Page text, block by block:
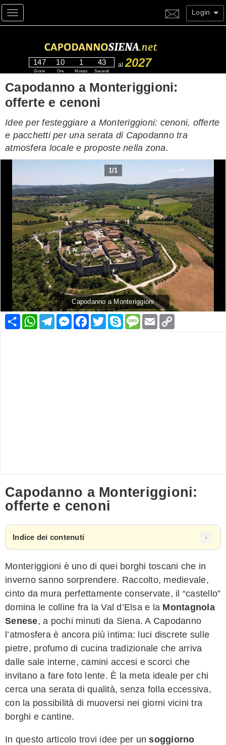
Toggle navigation Login
147
Giorni
10
Ore
1
Minuto
42
Secondi
al 2027
Capodanno a Monteriggioni:
offerte e cenoni
Idee per festeggiare a Monteriggioni: cenoni, offerte
e pacchetti per una serata di Capodanno tra
atmosfera locale e proposte nella zona.
1/1
Capodanno a Monteriggioni
Condividi
WhatsApp
Telegram
Messenger
Facebook
TwitterSkypeMessage
Email
Capodanno a Monteriggioni:
offerte e cenoni
Indice dei contenuti
Monteriggioni è uno di quei borghi toscani che in
inverno sanno sorprendere. Raccolto, medievale,
cinto da mura perfettamente conservate, il “castello”
domina le colline fra la Val d’Elsa e la Montagnola
Senese, a pochi minuti da Siena. A Capodanno
l’atmosfera è ancora più intima: luci discrete sulle
pietre, profumo di cucina tradizionale che arriva
dalle sale interne, camini accesi e scorci che
invitano a fare foto lente. È la meta ideale per chi
cerca una serata di qualità, senza folla eccessiva,
con la possibilità di muoversi nei giorni vicini tra
borghi e cantine.
In questo articolo trovi idee per unsoggiorno